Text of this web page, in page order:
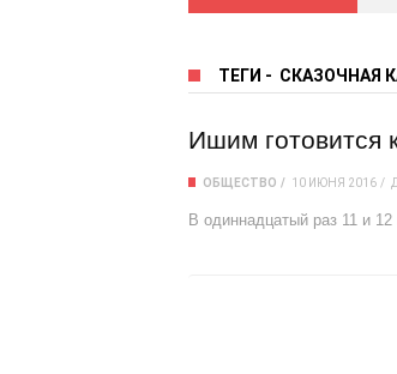
ТЕГИ - СКАЗОЧНАЯ
Ишим готовится
ОБЩЕСТВО 10 ИЮНЯ 2016
В одиннадцатый раз 11 и